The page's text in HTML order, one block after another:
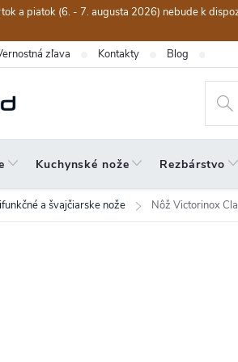
a piatok (6. - 7. augusta 2026) nebude k
zľava Kontakty Blog
Kuchynské nože Rezbárstvo
a švajčiarske nože Nôž Victorinox